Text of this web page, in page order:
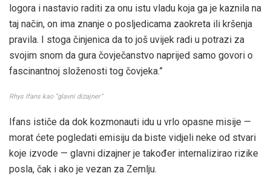
logora i nastavio raditi za onu istu vladu koja ga je kaznila na
taj način, on ima znanje o posljedicama zaokreta ili kršenja
pravila. I stoga činjenica da to još uvijek radi u potrazi za
svojim snom da gura čovječanstvo naprijed samo govori o
fascinantnoj složenosti tog čovjeka.”
Rhys Ifans kao “glavni dizajner”
Ifans ističe da dok kozmonauti idu u vrlo opasne misije —
morat ćete pogledati emisiju da biste vidjeli neke od stvari
koje izvode — glavni dizajner je također internalizirao rizike
posla, čak i ako je vezan za Zemlju.